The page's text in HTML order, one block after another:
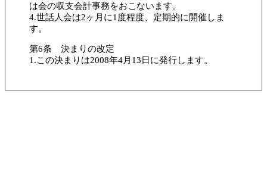
は会の収支会計事務をおこないます。
4.世話人会は2ヶ月に1度程度、定期的に開催しま
す。
第6条 決まりの改定
1.この決まりは2008年4月13日に発行します。